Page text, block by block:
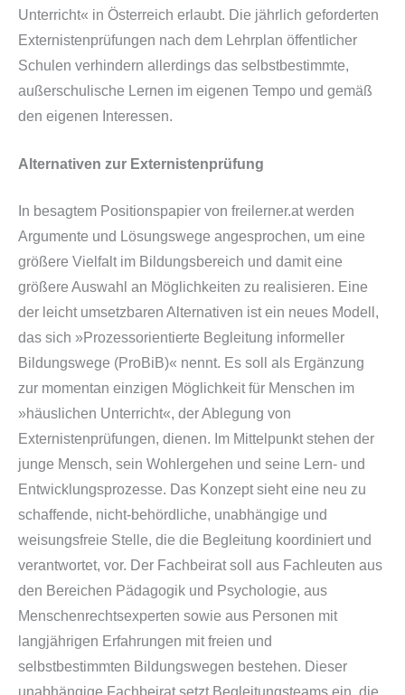
Unterricht« in Österreich erlaubt. Die jährlich geforderten
Externistenprüfungen nach dem Lehrplan öffentlicher
Schulen verhindern allerdings das selbstbestimmte,
außerschulische Lernen im eigenen Tempo und gemäß
den eigenen Interessen.
Alternativen zur Externistenprüfung
In besagtem Positionspapier von freilerner.at werden
Argumente und Lösungswege angesprochen, um eine
größere Vielfalt im Bildungsbereich und damit eine
größere Auswahl an Möglichkeiten zu realisieren. Eine
der leicht umsetzbaren Alternativen ist ein neues Modell,
das sich »Prozessorientierte Begleitung informeller
Bildungswege (ProBiB)« nennt. Es soll als Ergänzung
zur momentan einzigen Möglichkeit für Menschen im
»häuslichen Unterricht«, der Ablegung von
Externistenprüfungen, dienen. Im Mittelpunkt stehen der
junge Mensch, sein Wohlergehen und seine Lern- und
Entwicklungsprozesse. Das Konzept sieht eine neu zu
schaffende, nicht-behördliche, unabhängige und
weisungsfreie Stelle, die die Begleitung koordiniert und
verantwortet, vor. Der Fachbeirat soll aus Fachleuten aus
den Bereichen Pädagogik und Psychologie, aus
Menschenrechtsexperten sowie aus Personen mit
langjährigen Erfahrungen mit freien und
selbstbestimmten Bildungswegen bestehen. Dieser